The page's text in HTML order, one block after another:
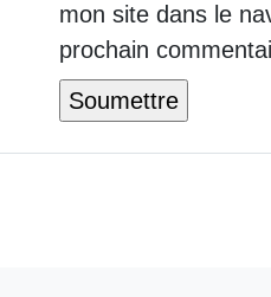
mon site dans le
prochain